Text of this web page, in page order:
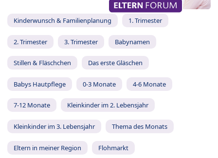
Kinderwunsch & Familienplanung 1. Trimester
2. Trimester 3. Trimester Babynamen
Stillen & Fläschchen Das erste Gläschen
Babys Hautpflege 0-3 Monate 4-6 Monate
7-12 Monate Kleinkinder im 2. Lebensjahr
Kleinkinder im 3. Lebensjahr Thema des Monats
Eltern in meiner Region Flohmarkt